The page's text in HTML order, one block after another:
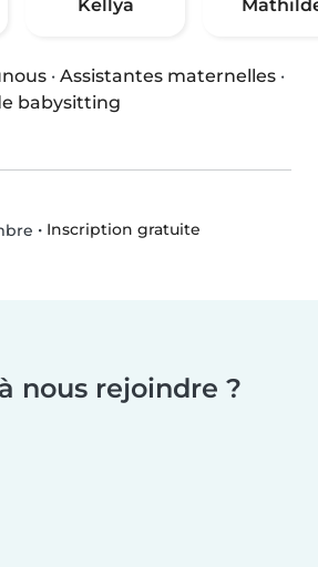
Kellya
· Assistantes maternelles ·
babysitting
• Inscription gratuite
nous rejoindre ?